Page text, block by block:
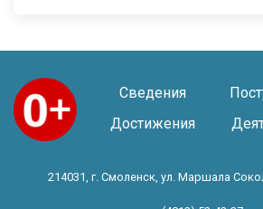
Сведения
Достижения
214031, г. Смоленск, ул. Маршала